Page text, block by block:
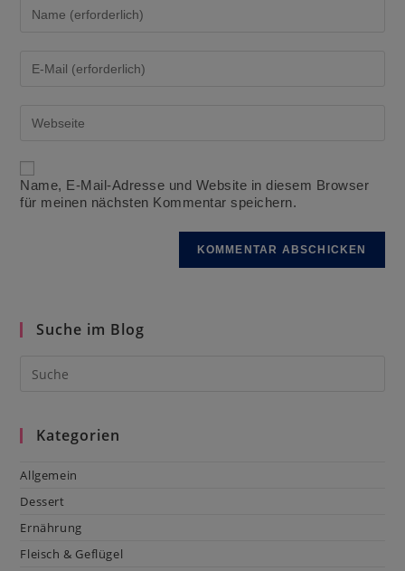
deinen
Benutzernamen
ein
deine
Adresse
ein
deine
URL
ein
(optional)
Name, E-Mail-Adresse und Website in diesem Browser
für meinen nächsten Kommentar speichern.
Suche im Blog
Kategorien
Allgemein
Dessert
Ernährung
Fleisch & Geflügel